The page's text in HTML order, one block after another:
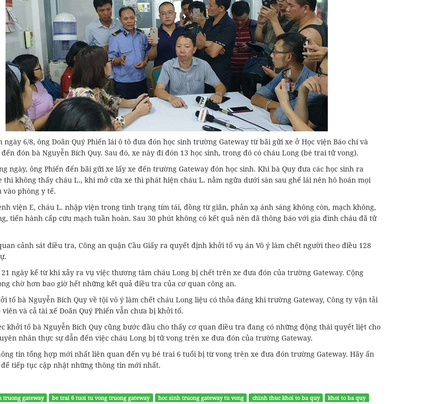
ngày 6/8, ông Doãn Quý Phiến lái ô tô đưa đón học sinh trường Gateway từ bãi gửi xe ở Học viện Báo chí và
đón bà Nguyễn Bích Quy. Sau đó, xe này đi đón 13 học sinh, trong đó có cháu Long (bé trai tử vong).
ngày, ông Phiến đến bãi gửi xe lấy xe đến trường Gateway đón học sinh. Khi bà Quy đưa các học sinh ra
thì không thấy cháu L., khi mở cửa xe thì phát hiện cháu L. nằm ngửa dưới sàn sau ghế lái nên hô hoán mọi
vào phòng y tế.
viện E, cháu L. nhập viện trong tình trạng tím tái, đồng từ giãn, phản xạ ánh sáng không còn, mạch không,
tiến hành cấp cứu mạch tuần hoàn. Sau 30 phút không có kết quả nên đã thông báo với gia đình cháu đã tử
cảnh sát điều tra, Công an quận Cầu Giấy ra quyết định khởi tố vụ án Vô ý làm chết người theo điều 128
ngày kể từ khi xảy ra vụ việc thương tâm cháu Long bị chết trên xe đưa đón của trường Gateway. Cộng
chờ hơn bao giờ hết những kết quả điều tra của cơ quan công an.
tố bà Nguyễn Bích Quy về tội vô ý làm chết cháu Long liệu có thỏa đáng khi trường Gateway, Công ty vận tải
viên và cả tài xế Doãn Quý Phiến vẫn chưa bị khởi tố.
khởi tố bà Nguyễn Bích Quy cũng bước đầu cho thấy cơ quan điều tra đang có những động thái quyết liệt cho
nhân thực sự dẫn đến việc cháu Long bị tử vong trên xe đưa đón của trường Gateway.
tin tổng hợp mới nhất liên quan đến vụ bé trai 6 tuổi bị từ vong trên xe đưa đón trường Gateway. Hãy ấn
tiếp tục cập nhật những thông tin mới nhất.
truong gateway be trai 6 tuoi tu vong truong gateway hoc sinh truong gateway tu vong chinh thuc khoi to ba quy khoi to ba quy